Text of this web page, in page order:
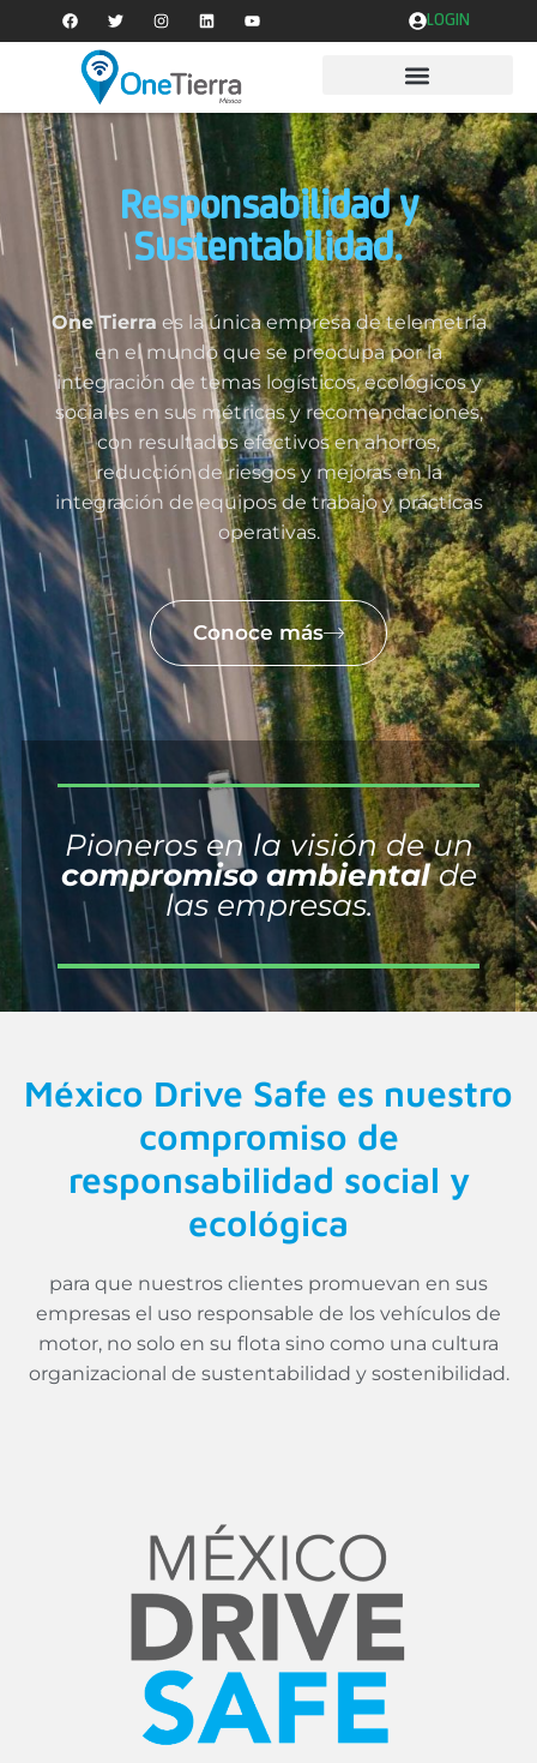
LOGIN
Responsabilidad y
Sustentabilidad.
One Tierra es la única empresa de telemetría
en el mundo que se preocupa por la
integración de temas logísticos, ecológicos y
sociales en sus métricas y recomendaciones,
con resultados efectivos en ahorros,
reducción de riesgos y mejoras en la
integración de equipos de trabajo y prácticas
operativas.
Conoce más
Pioneros en la visión de un
compromiso ambientalde
las empresas.
México Drive Safe es nuestro
compromiso de
responsabilidad social y
ecológica
para que nuestros clientes promuevan en sus
empresas el uso responsable de los vehículos de
motor, no solo en su flota sino como una cultura
organizacional de sustentabilidad y sostenibilidad.